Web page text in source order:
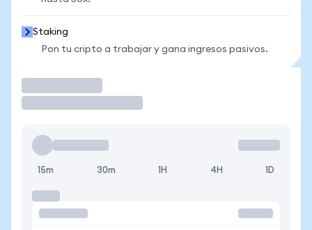
Staking
Pon tu cripto a trabajar y gana ingresos pasivos.
15m 30m 1H 4H 1D